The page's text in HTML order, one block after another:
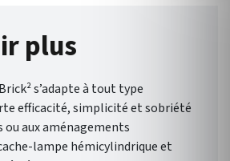
plus
s’adapte à tout type
efficacité, simplicité et sobriété
ou aux aménagements
lampe hémicylindrique et